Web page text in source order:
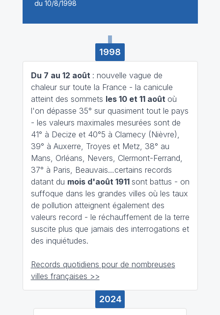
1998
Du 7 au 12 août : nouvelle vague de
chaleur sur toute la France - la canicule
atteint des sommets les 10 et 11 août où
l'on dépasse 35° sur quasiment tout le pays
- les valeurs maximales mesurées sont de
41° à Decize et 40°5 à Clamecy (Nièvre),
39° à Auxerre, Troyes et Metz, 38° au
Mans, Orléans, Nevers, Clermont-Ferrand,
37° à Paris, Beauvais…certains records
datant du mois d'août 1911 sont battus - on
suffoque dans les grandes villes où les taux
de pollution atteignent également des
valeurs record - le réchauffement de la terre
suscite plus que jamais des interrogations et
des inquiétudes.
Records quotidiens pour de nombreuses
villes françaises >>
2024